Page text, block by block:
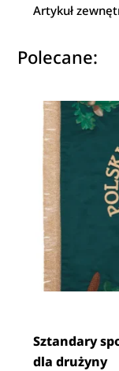
Artykuł
Polecane:
Sztandary
dla drużyny